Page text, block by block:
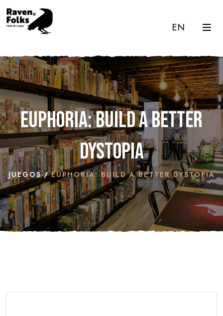
EN
Euphoria: Build a Better
Dystopia
JUEGOS EUPHORIA: BUILD A BETTER DYSTOPIA